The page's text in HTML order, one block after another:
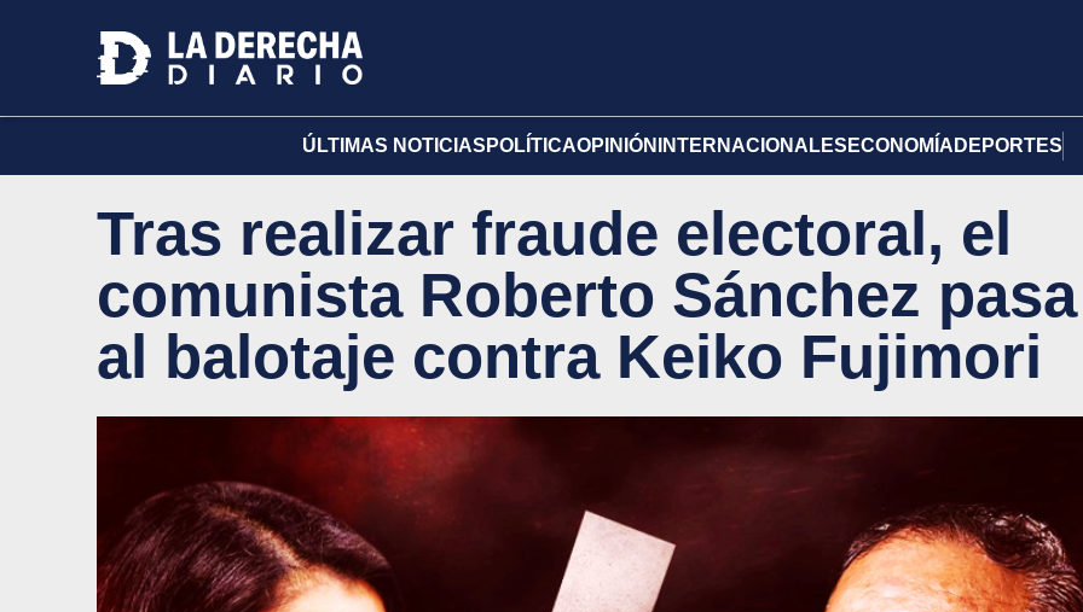
ÚLTIMAS NOTICIAS POLÍTICAOPINIÓN INTERNACIONALES ECONOMÍA DEPORTES
Tras realizar fraude electoral, el
comunista Roberto Sánchez pasa
al balotaje contra Keiko Fujimori